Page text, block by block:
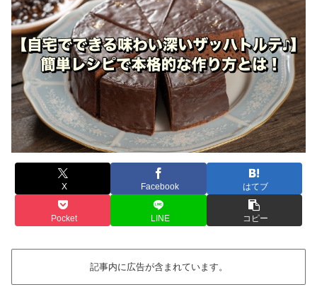
X Facebook はてブ
Pocket LINE コピー
記事内に広告が含まれています。